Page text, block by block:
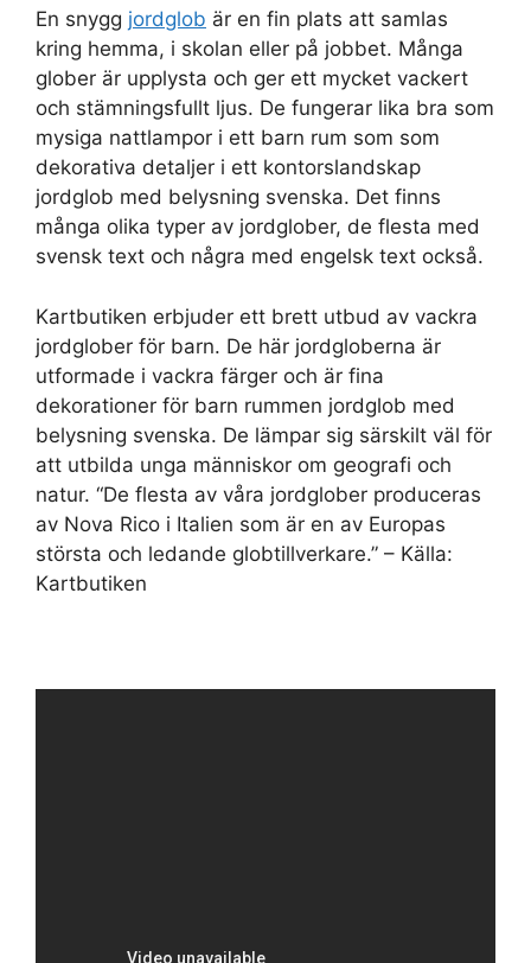
En snygg jordglob är en fin plats att samlas
kring hemma, i skolan eller på jobbet. Många
glober är upplysta och ger ett mycket vackert
och stämningsfullt ljus. De fungerar lika bra som
mysiga nattlampor i ett barn rum som som
dekorativa detaljer i ett kontorslandskap
jordglob med belysning svenska. Det finns
många olika typer av jordglober, de flesta med
svensk text och några med engelsk text också.
Kartbutiken erbjuder ett brett utbud av vackra
jordglober för barn. De här jordgloberna är
utformade i vackra färger och är fina
dekorationer för barn rummen jordglob med
belysning svenska. De lämpar sig särskilt väl för
att utbilda unga människor om geografi och
natur. “De flesta av våra jordglober produceras
av Nova Rico i Italien som är en av Europas
största och ledande globtillverkare.” – Källa:
Kartbutiken